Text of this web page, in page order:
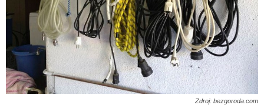
Zdroj: bezgoroda.com